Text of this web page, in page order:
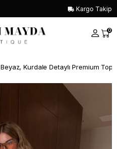
Kargo Takip
0
Beyaz, Kurdale Detaylı Premium Top